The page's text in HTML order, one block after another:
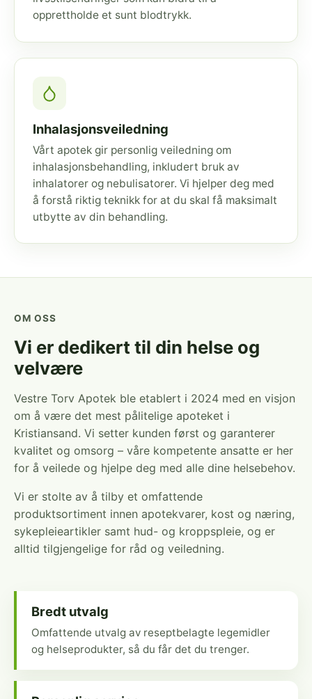
opprettholde et sunt blodtrykk.
Inhalasjonsveiledning
Vårt apotek gir personlig veiledning om
inhalasjonsbehandling, inkludert bruk av
inhalatorer og nebulisatorer. Vi hjelper deg med
å forstå riktig teknikk for at du skal få maksimalt
utbytte av din behandling.
OM OSS
Vi er dedikert til din helse og
velvære
Vestre Torv Apotek ble etablert i 2024 med en visjon
om å være det mest pålitelige apoteket i
Kristiansand. Vi setter kunden først og garanterer
kvalitet og omsorg – våre kompetente ansatte er her
for å veilede og hjelpe deg med alle dine helsebehov.
Vi er stolte av å tilby et omfattende
produktsortiment innen apotekvarer, kost og næring,
sykepleieartikler samt hud- og kroppspleie, og er
alltid tilgjengelige for råd og veiledning.
Bredt utvalg
Omfattende utvalg av reseptbelagte legemidler
og helseprodukter, så du får det du trenger.